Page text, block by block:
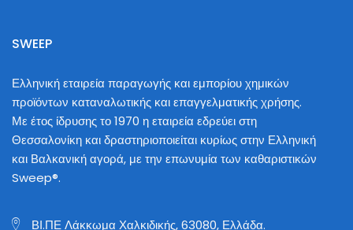
SWEEP
Ελληνική εταιρεία παραγωγής και εμπορίου χημικών
προϊόντων καταναλωτικής και επαγγελματικής χρήσης.
Με έτος ίδρυσης το 1970 η εταιρεία εδρεύει στη
Θεσσαλονίκη και δραστηριοποιείται κυρίως στην Ελληνική
και Βαλκανική αγορά, με την επωνυμία των καθαριστικών
Sweep®.
ΒΙ.ΠΕ Λάκκωμα Χαλκιδικής, 63080, Ελλάδα.